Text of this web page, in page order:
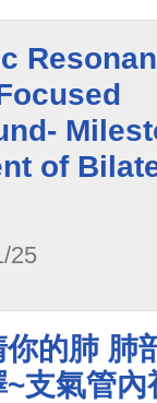
of
25
的肺 肺
~支氣管內